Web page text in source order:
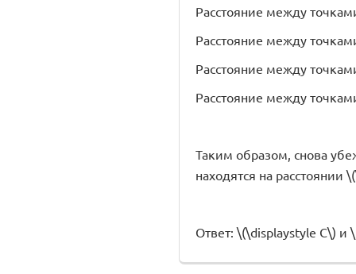
Расcтояние между
Расcтояние между
Расcтояние между
Расcтояние между
Таким образом, снова
находятся на расcтоянии
Ответ: \(\displaystyle C\) и